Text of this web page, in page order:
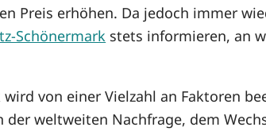
Preis erhöhen. Da jedoch immer
Schönermark stets informieren, an
von einer Vielzahl an Faktoren
weltweiten Nachfrage, dem